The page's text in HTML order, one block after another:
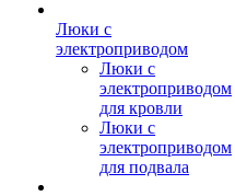
Люки с
электроприводом
Люки с
электроприводом
для кровли
Люки с
электроприводом
для подвала